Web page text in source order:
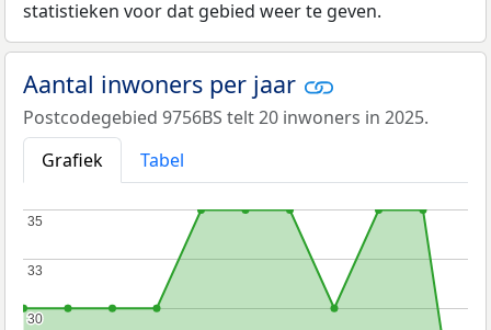
statistieken voor dat gebied weer te geven.
Aantal inwoners per jaar
Postcodegebied 9756BS telt 20 inwoners in 2025.
Grafiek
Tabel
30
30
33
33
35
35